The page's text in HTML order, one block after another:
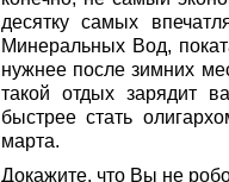
десятку самых
Минеральных Вод,
нужнее после зимних
такой отдых зарядит
быстрее стать
марта.
Докажите, что Вы не